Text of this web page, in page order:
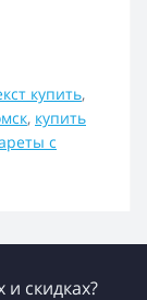
купить,
, купить
с
скидках?